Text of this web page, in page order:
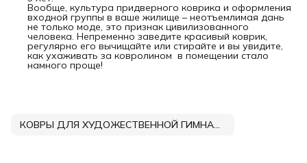
Вообще, культура придверного коврика и оформления
входной группы в ваше жилище – неотъемлимая дань
не только моде, это признак цивилизованного
человека. Непременно заведите красивый коврик,
регулярно его вычищайте или стирайте и вы увидите,
как ухаживать за ковролином в помещении стало
намного проще!
КОВРЫ ДЛЯ ХУДОЖЕСТВЕННОЙ ГИМНАСТИКИ DNN